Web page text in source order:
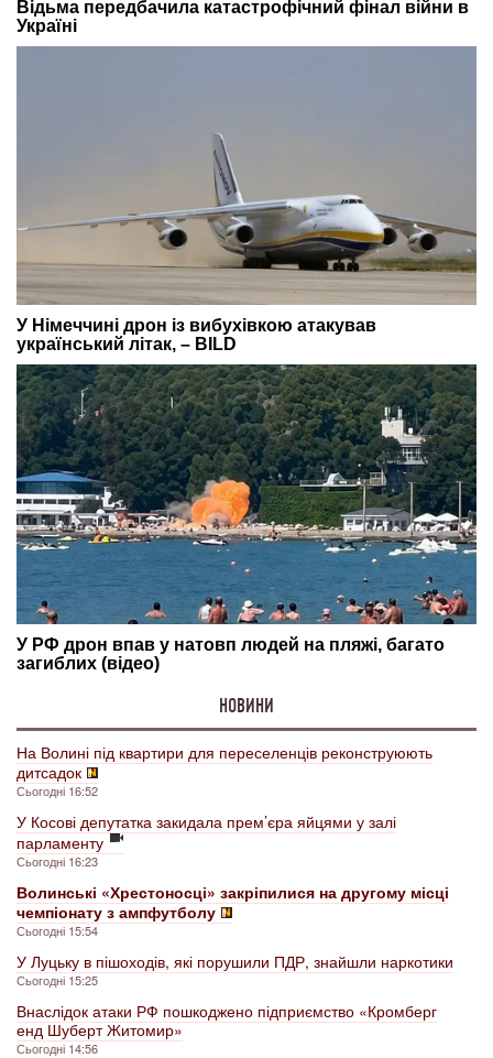
НОВИНИ
На Волині під квартири для переселенців реконструюють
дитсадок
Сьогодні 16:52
У Косові депутатка закидала прем’єра яйцями у залі
парламенту
Сьогодні 16:23
Волинські «Хрестоносці» закріпилися на другому місці
чемпіонату з ампфутболу
Сьогодні 15:54
У Луцьку в пішоходів, які порушили ПДР, знайшли наркотики
Сьогодні 15:25
Внаслідок атаки РФ пошкоджено підприємство «Кромберг
енд Шуберт Житомир»
Сьогодні 14:56